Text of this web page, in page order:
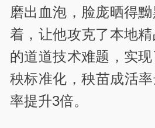
磨出血泡，脸庞晒得
着，让他攻克了本地
的道道技术难题，实
秧标准化，秧苗成活
率提升3倍。